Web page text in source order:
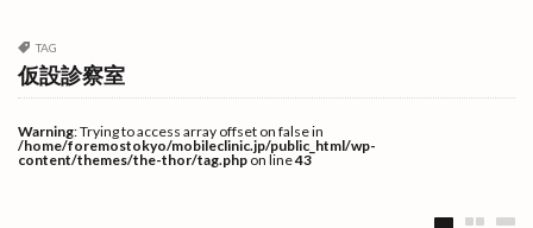
TAG
仮設診察室
Warning: Trying to access array offset on false in
/home/foremostokyo/mobileclinic.jp/public_html/wp-
content/themes/the-thor/tag.php on line43
被災地支援
震災と未来のこうべ博